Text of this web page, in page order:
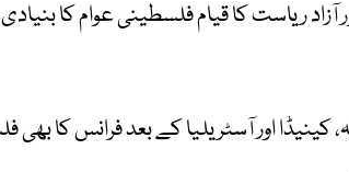
آزاد ریاست کا قیام فلسطینی عوام کا
کینیڈا اور آسٹریلیا کے بعد فرانس کا